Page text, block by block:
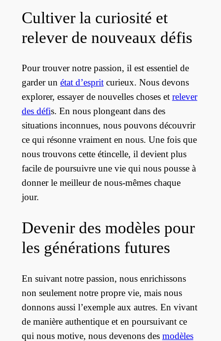
Cultiver la curiosité et
relever de nouveaux défis
Pour trouver notre passion, il est essentiel de
garder un état d’espritcurieux. Nous devons
explorer, essayer de nouvelles choses et relever
des défis. En nous plongeant dans des
situations inconnues, nous pouvons découvrir
ce qui résonne vraiment en nous. Une fois que
nous trouvons cette étincelle, il devient plus
facile de poursuivre une vie qui nous pousse à
donner le meilleur de nous-mêmes chaque
jour.
Devenir des modèles pour
les générations futures
En suivant notre passion, nous enrichissons
non seulement notre propre vie, mais nous
donnons aussi l’exemple aux autres. En vivant
de manière authentique et en poursuivant ce
qui nous motive, nous devenons des modèles